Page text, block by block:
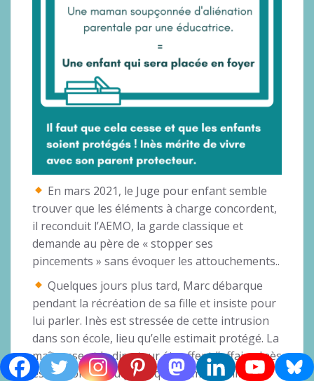
En mars 2021, le Juge pour enfant semble
trouver que les éléments à charge concordent,
il reconduit l’AEMO, la garde classique et
demande au père de « stopper ses
pincements » sans évoquer les attouchements..
Quelques jours plus tard, Marc débarque
pendant la récréation de sa fille et insiste pour
lui parler. Inès est stressée de cette intrusion
dans son école, lieu qu’elle estimait protégé. La
maîtresse et le directeur étouffent l’affaire. Inès
est terrorisée au point que sa mère finit par